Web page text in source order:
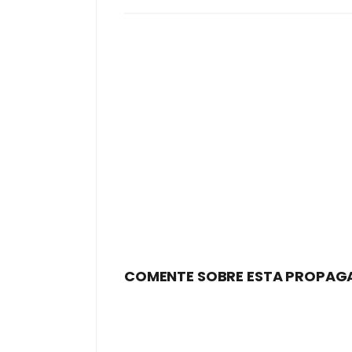
COMENTE SOBRE ESTA